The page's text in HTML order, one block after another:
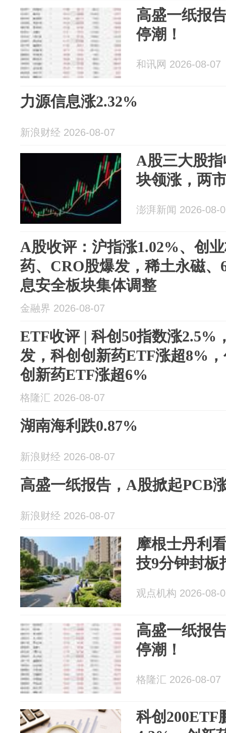
高盛一纸报
停潮！
和讯网 2026-08-07
力源信息涨2.32%
新浪财经 2026-08-07
A股三大股
块领涨，两
澎湃新闻 2026-08-
A股收评：沪指涨1.02%、创
药、CRO股爆发，稀土永磁、
息安全板块集体调整
金融界 2026-08-07
ETF收评 | 科创50指数涨2.5%
发，科创创新药ETF涨超8%
创新药ETF涨超6%
格隆汇 2026-08-07
湖南海利跌0.87%
新浪财经 2026-08-07
高盛一纸报告，A股掀起PCB
新浪财经 2026-08-07
摩根士丹利
技9分钟封板
观点机构 2026-08-
高盛一纸报
停潮！
格隆汇 2026-08-07
科创200ETF